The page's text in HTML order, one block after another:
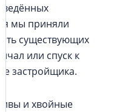
мы приняли
существующих
или спуск к
застройщика.
ивы и хвойные